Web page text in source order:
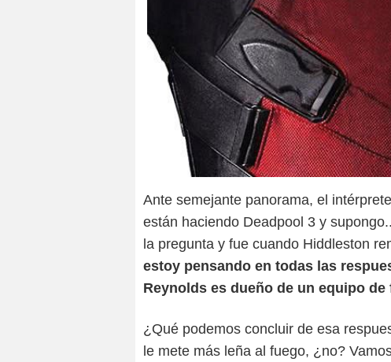
Ante semejante panorama, el
están haciendo Deadpool 3 y
la pregunta y fue cuando Hiddleston
estoy pensando en todas las
Reynolds es dueño de un equipo
¿Qué podemos concluir de esa
le mete más leña al fuego, ¿no?